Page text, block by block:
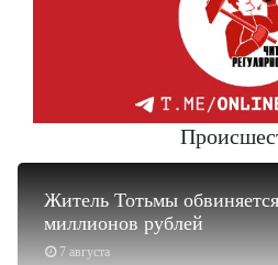
7 августа
Житель Тотьмы
миллионов рублей